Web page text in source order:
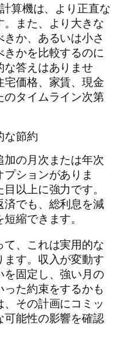
算機は、より正直な
また、より大きな
か、あるいは小さ
かを比較するのに
な答えはありませ
価格、家賃、現金
タイムライン次第
な節約
の月次または年次
ションがありま
以上に強力です。
でも、総利息を減
縮できます。
、これは実用的な
す。収入が変動す
を固定し、強い月の
た約束をするかも
その計画にコミッ
可能性の影響を確認